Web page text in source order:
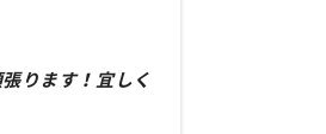
ります！宜しく